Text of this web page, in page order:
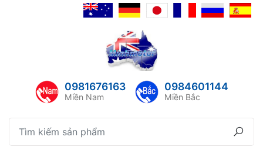
0981676163
Miền Nam
0984601144
Miền Bắc